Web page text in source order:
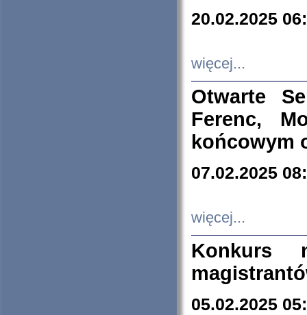
20.02.2025
więcej...
Otwarte
Ferenc,
końcowym
07.02.2025
więcej...
Konkurs
05.02.2025